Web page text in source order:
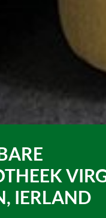
IERLAND